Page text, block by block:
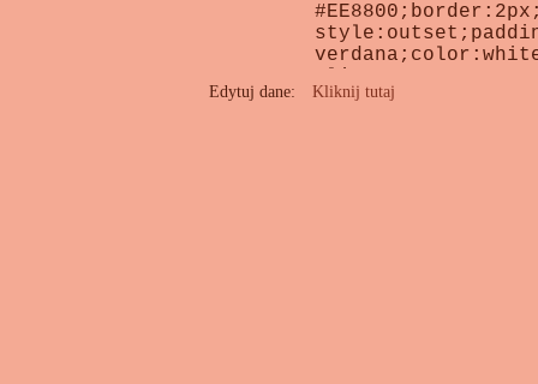
Edytuj dane: Kliknij tutaj